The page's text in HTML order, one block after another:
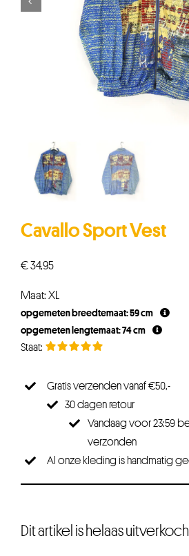
Cavallo Sport Vest
€34,95
Maat: XL
opgemeten breedtemaat: 59 cm
opgemeten lengtemaat: 74 cm
Gratis verzenden vanaf €50,-
30 dagen retour
Vandaag voor 23:59
verzonden
Al onze kleding is handmatig
Dit artikel is helaas